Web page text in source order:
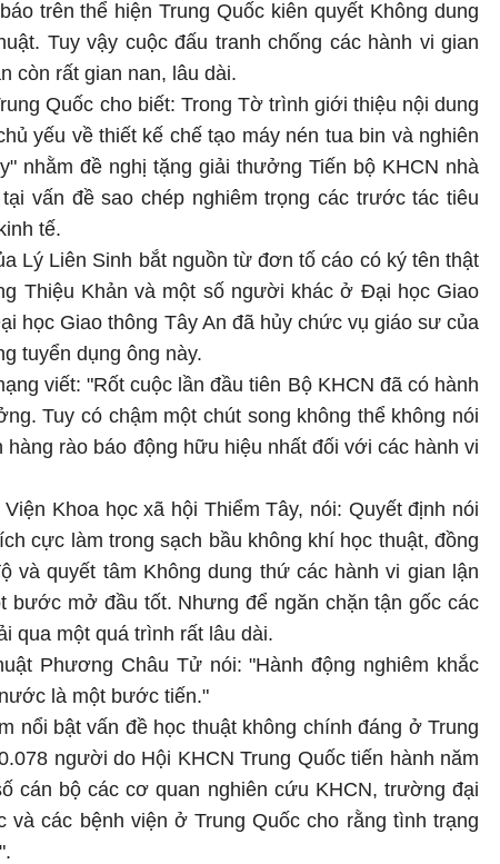
trên thể hiện Trung Quốc kiên quyết Không dung
Tuy vậy cuộc đấu tranh chống các hành vi gian
còn rất gian nan, lâu dài.
Quốc cho biết: Trong Tờ trình giới thiệu nội dung
yếu về thiết kế chế tạo máy nén tua bin và nghiên
nhằm đề nghị tặng giải thưởng Tiến bộ KHCN nhà
vấn đề sao chép nghiêm trọng các trước tác tiêu
tế.
Lý Liên Sinh bắt nguồn từ đơn tố cáo có ký tên thật
Thiệu Khản và một số người khác ở Đại học Giao
học Giao thông Tây An đã hủy chức vụ giáo sư của
tuyển dụng ông này.
viết: "Rốt cuộc lần đầu tiên Bộ KHCN đã có hành
Tuy có chậm một chút song không thể không nói
rào báo động hữu hiệu nhất đối với các hành vi
Khoa học xã hội Thiểm Tây, nói: Quyết định nói
cực làm trong sạch bầu không khí học thuật, đồng
và quyết tâm Không dung thứ các hành vi gian lận
bước mở đầu tốt. Nhưng để ngăn chặn tận gốc các
qua một quá trình rất lâu dài.
Phương Châu Tử nói: "Hành động nghiêm khắc
là một bước tiến."
nổi bật vấn đề học thuật không chính đáng ở Trung
người do Hội KHCN Trung Quốc tiến hành năm
cán bộ các cơ quan nghiên cứu KHCN, trường đại
và các bệnh viện ở Trung Quốc cho rằng tình trạng